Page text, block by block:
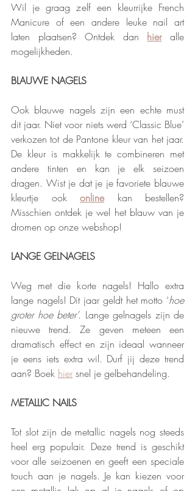
Wil je graag zelf een kleurrijke French
Manicure of een andere leuke nail art
laten plaatsen? Ontdek dan hier alle
mogelijkheden.
BLAUWE NAGELS
Ook blauwe nagels zijn een echte must
dit jaar. Niet voor niets werd ‘Classic Blue’
verkozen tot de Pantone kleur van het jaar.
De kleur is makkelijk te combineren met
andere tinten en kan je elk seizoen
dragen. Wist je dat je je favoriete blauwe
kleurtje ook online kan bestellen?
Misschien ontdek je wel het blauw van je
dromen op onze webshop!
LANGE GELNAGELS
Weg met die korte nagels! Hallo extra
lange nagels! Dit jaar geldt het motto ‘hoe
groter hoe beter’. Lange gelnagels zijn de
nieuwe trend. Ze geven meteen een
dramatisch effect en zijn ideaal wanneer
je eens iets extra wil. Durf jij deze trend
aan? Boek hier snel je gelbehandeling.
METALLIC NAILS
Tot slot zijn de metallic nagels nog steeds
heel erg populair. Deze trend is geschikt
voor alle seizoenen en geeft een speciale
touch aan je nagels. Je kan kiezen voor